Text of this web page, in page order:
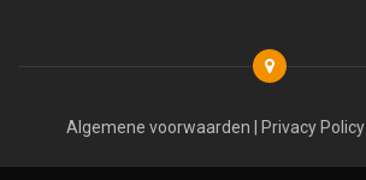
Algemene voorwaarden Privacy Policy